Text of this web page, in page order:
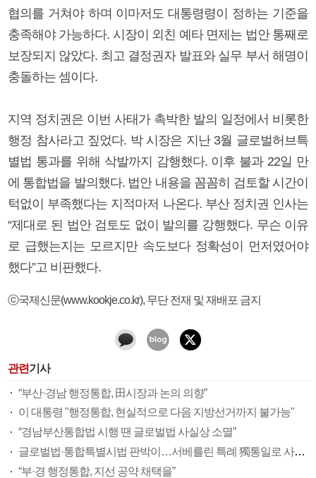
협의를 거쳐야 하며 이마저도 대통령령이 정하는 기준을
충족해야 가능하다. 시장이 외친 예타 면제는 법안 통째로
보장되지 않았다. 최고 결정권자 발표와 실무 부서 해명이
충돌하는 셈이다.
지역 정치권은 이번 사태가 촉박한 발의 일정에서 비롯한
행정 참사라고 짚었다. 박 시장은 지난 3월 글로벌허브특
별법 통과를 위해 삭발까지 감행했다. 이후 불과 22일 만
에 통합법을 발의했다. 법안 내용을 꼼꼼히 검토할 시간이
턱없이 부족했다는 지적마저 나온다. 부산 정치권 인사는
“제대로 된 법안 검토도 없이 발의를 강행했다. 무슨 이유
로 급했는지는 모르지만 속도보다 정확성이 먼저였어야
했다”고 비판했다.
ⓒ국제신문(www.kookje.co.kr), 무단 전재 및 재배포 금지
관련기사
“부산·경남 행정통합, 田시장과 논의 의향”
이 대통령 "행정통합, 현실적으로 다음 지방선거까지 불가능"
“경남부산통합법 시행 땐 글로벌법 사실상 소멸”
글로벌법·통합특별시법 판박이…서베를린 특례 獨통일로 사라져
“부·경 행정통합, 지선 공약 채택을”